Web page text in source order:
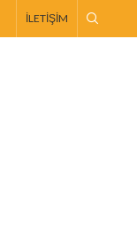
İLETIŞIM